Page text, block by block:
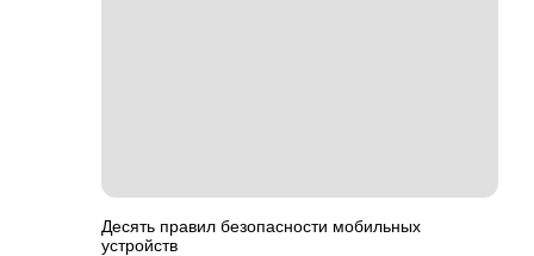
Десять правил безопасности мобильных
устройств